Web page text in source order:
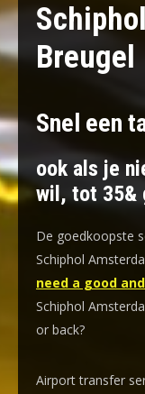
Breugel
Snel een
ook als je
wil, tot 35&
De goedkoopste
Schiphol
need a good
Schiphol
or back?
Airport transfer